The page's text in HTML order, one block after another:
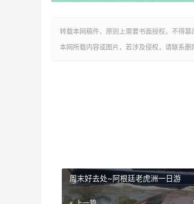
转载本网稿件，原则上需要书面授权，不得篡
本网所载内容或图片，若涉及侵权，请联系删
周末好去处~阿根廷老虎洲一日游